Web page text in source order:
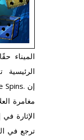
الميناء
مغامرة
الإثارة
ترجع في